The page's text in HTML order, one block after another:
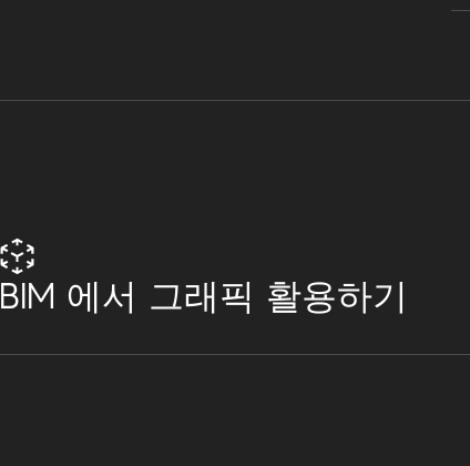
BIM 에서 그래픽 활용하기